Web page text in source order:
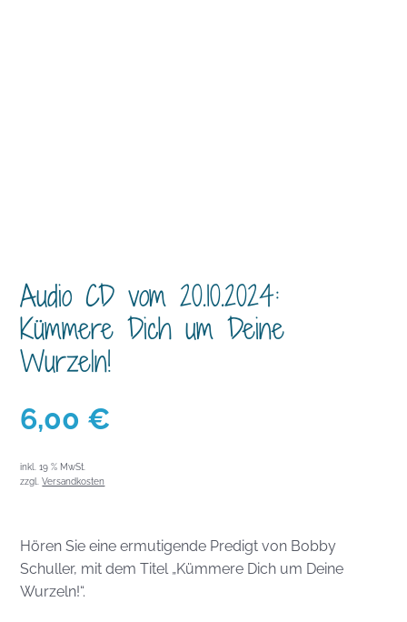
Audio CD vom 20.10.2024:
Kümmere Dich um Deine
Wurzeln!
6,00 €
inkl. 19 % MwSt.
zzgl.Versandkosten
Hören Sie eine ermutigende Predigt von Bobby
Schuller, mit dem Titel „Kümmere Dich um Deine
Wurzeln!“.